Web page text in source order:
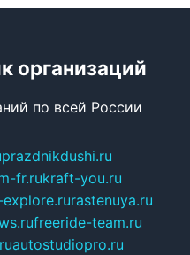
организаций
по всей России
prazdnikdushi.ru
fr.rukraft-you.ru
rastenuya.ru
freeride-team.ru
autostudiopro.ru